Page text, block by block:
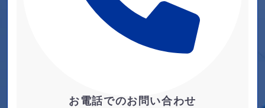
お電話でのお問い合わせ